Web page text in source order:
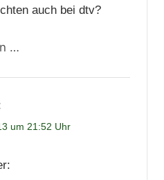
auch bei dtv?
…
um 21:52 Uhr